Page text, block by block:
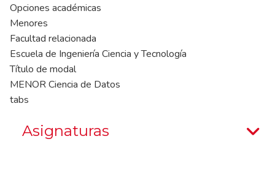
Opciones académicas
Menores
Facultad relacionada
Escuela de Ingeniería Ciencia y Tecnología
Título de modal
MENOR Ciencia de Datos
tabs
Asignaturas